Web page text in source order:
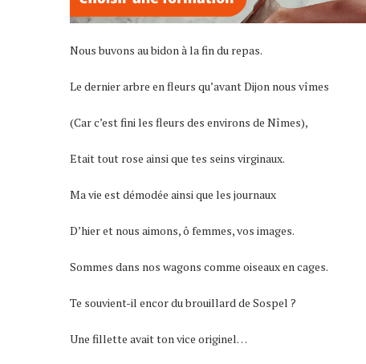
Nous buvons au bidon à la fin du repas.
Le dernier arbre en fleurs qu’avant Dijon nous vîmes
(Car c’est fini les fleurs des environs de Nîmes),
Etait tout rose ainsi que tes seins virginaux.
Ma vie est démodée ainsi que les journaux
D’hier et nous aimons, ô femmes, vos images.
Sommes dans nos wagons comme oiseaux en cages.
Te souvient-il encor du brouillard de Sospel ?
Une fillette avait ton vice originel…